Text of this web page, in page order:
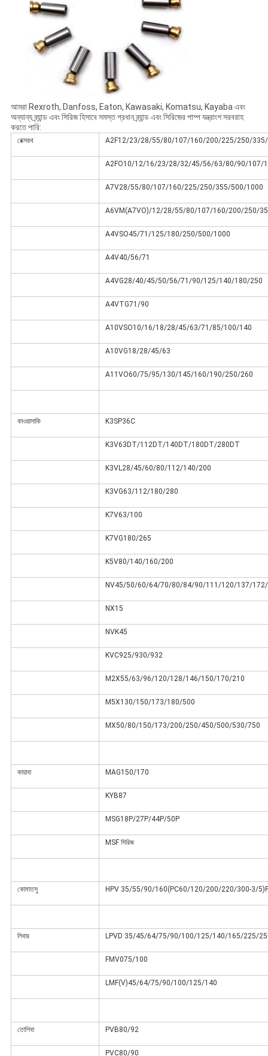
আমরা Rexroth, Danfoss, Eaton, Kawasaki, Komatsu, Kayaba এবং
অন্যান্য ব্র্যান্ড এবং সিরিজ হিসাবে সমস্ত প্রধান ব্র্যান্ড এবং সিরিজের পাম্প যন্ত্রাংশ সরবরাহ
করতে পারি:
রেক্সরথ A2F12/23/28/55/80/107/160/200/225/250/
A2FO10/12/16/23/28/32/45/56/63/80/90/107/
A7V28/55/80/107/160/225/250/355/500/1000
A6VM(A7VO)/12/28/55/80/107/160/200/250/
A4VSO45/71/125/180/250/500/1000
A4V40/56/71
A4VG28/40/45/50/56/71/90/125/140/180/250
A4VTG71/90
A10VSO10/16/18/28/45/63/71/85/100/140
A10VG18/28/45/63
A11VO60/75/95/130/145/160/190/250/260
কাওয়াসাকি K3SP36C
K3V63DT/112DT/140DT/180DT/280DT
K3VL28/45/60/80/112/140/200
K3VG63/112/180/280
K7V63/100
K7VG180/265
K5V80/140/160/200
NV45/50/60/64/70/80/84/90/111/120/137/
NX15
NVK45
KVC925/930/932
M2X55/63/96/120/128/146/150/170/210
M5X130/150/173/180/500
MX50/80/150/173/200/250/450/500/530/750
কায়াবা MAG150/170
KYB87
MSG18P/27P/44P/50P
MSF সিরিজ
কোমাতসু HPV 35/55/90/160(PC60/120/200/220/300-3/
লিবার LPVD 35/45/64/75/90/100/125/140/165/225/
FMV075/100
LMF(V)45/64/75/90/100/125/140
তোশিবা PVB80/92
PVC80/90